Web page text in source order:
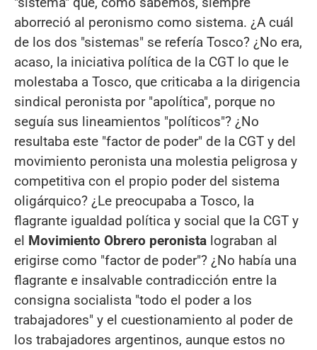
aborreció al peronismo como sistema. ¿A cuál
de los dos "sistemas" se refería Tosco? ¿No era,
acaso, la iniciativa política de la CGT lo que le
molestaba a Tosco, que criticaba a la dirigencia
sindical peronista por "apolítica", porque no
seguía sus lineamientos "políticos"? ¿No
resultaba este "factor de poder" de la CGT y del
movimiento peronista una molestia peligrosa y
competitiva con el propio poder del sistema
oligárquico? ¿Le preocupaba a Tosco, la
flagrante igualdad política y social que la CGT y
el Movimiento Obrero peronista lograban al
erigirse como "factor de poder"? ¿No había una
flagrante e insalvable contradicción entre la
consigna socialista "todo el poder a los
trabajadores" y el cuestionamiento al poder de
los trabajadores argentinos, aunque estos no